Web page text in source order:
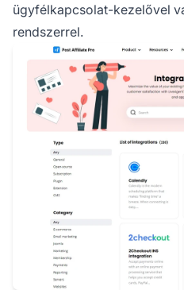
ügyfélkapcsolat-kezelővel
rendszerrel.